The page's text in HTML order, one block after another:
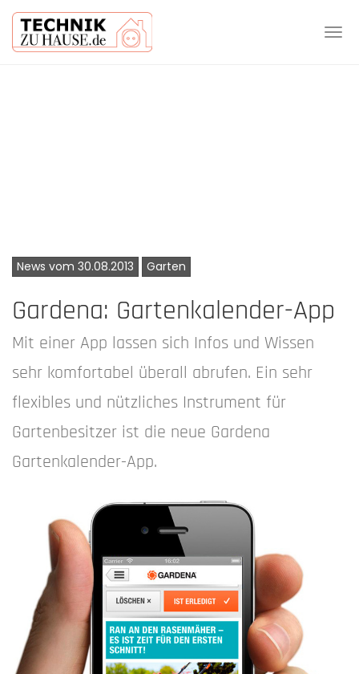
News vom 30.08.2013 Garten
Gardena: Gartenkalender-App
Mit einer App lassen sich Infos und Wissen
sehr komfortabel überall abrufen. Ein sehr
flexibles und nützliches Instrument für
Gartenbesitzer ist die neue Gardena
Gartenkalender-App.